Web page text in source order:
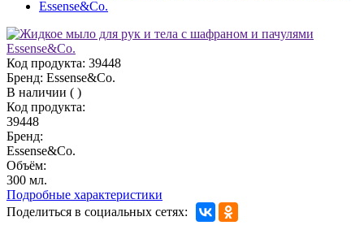
Код продукта: 39448
Бренд: Essense&Co.
В наличии ( )
Код продукта:
39448
Бренд:
Essense&Co.
Объём:
300 мл.
Подробные характеристики
Поделиться в социальных сетях: